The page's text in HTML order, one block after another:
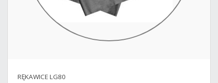
RĘKAWICE LG80